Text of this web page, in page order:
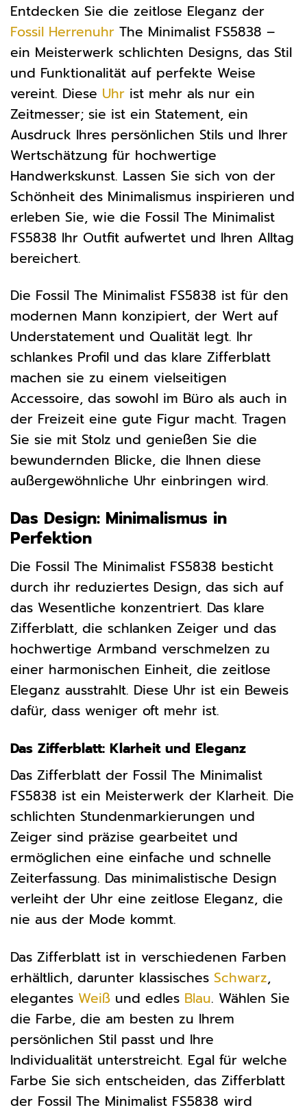
Entdecken Sie die zeitlose Eleganz der
Fossil Herrenuhr The Minimalist FS5838 –
ein Meisterwerk schlichten Designs, das Stil
und Funktionalität auf perfekte Weise
vereint. Diese Uhr ist mehr als nur ein
Zeitmesser; sie ist ein Statement, ein
Ausdruck Ihres persönlichen Stils und Ihrer
Wertschätzung für hochwertige
Handwerkskunst. Lassen Sie sich von der
Schönheit des Minimalismus inspirieren und
erleben Sie, wie die Fossil The Minimalist
FS5838 Ihr Outfit aufwertet und Ihren Alltag
bereichert.
Die Fossil The Minimalist FS5838 ist für den
modernen Mann konzipiert, der Wert auf
Understatement und Qualität legt. Ihr
schlankes Profil und das klare Zifferblatt
machen sie zu einem vielseitigen
Accessoire, das sowohl im Büro als auch in
der Freizeit eine gute Figur macht. Tragen
Sie sie mit Stolz und genießen Sie die
bewundernden Blicke, die Ihnen diese
außergewöhnliche Uhr einbringen wird.
Das Design: Minimalismus in
Perfektion
Die Fossil The Minimalist FS5838 besticht
durch ihr reduziertes Design, das sich auf
das Wesentliche konzentriert. Das klare
Zifferblatt, die schlanken Zeiger und das
hochwertige Armband verschmelzen zu
einer harmonischen Einheit, die zeitlose
Eleganz ausstrahlt. Diese Uhr ist ein Beweis
dafür, dass weniger oft mehr ist.
Das Zifferblatt: Klarheit und Eleganz
Das Zifferblatt der Fossil The Minimalist
FS5838 ist ein Meisterwerk der Klarheit. Die
schlichten Stundenmarkierungen und
Zeiger sind präzise gearbeitet und
ermöglichen eine einfache und schnelle
Zeiterfassung. Das minimalistische Design
verleiht der Uhr eine zeitlose Eleganz, die
nie aus der Mode kommt.
Das Zifferblatt ist in verschiedenen Farben
erhältlich, darunter klassisches Schwarz,
elegantes Weiß und edles Blau. Wählen Sie
die Farbe, die am besten zu Ihrem
persönlichen Stil passt und Ihre
Individualität unterstreicht. Egal für welche
Farbe Sie sich entscheiden, das Zifferblatt
der Fossil The Minimalist FS5838 wird